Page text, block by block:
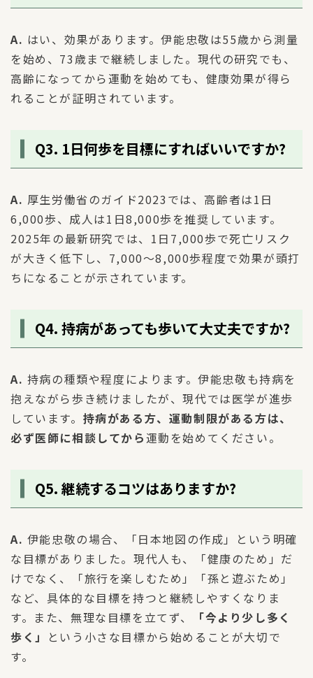
A. はい、効果があります。伊能忠敬は55歳から測量
を始め、73歳まで継続しました。現代の研究でも、
高齢になってから運動を始めても、健康効果が得ら
れることが証明されています。
Q3. 1日何歩を目標にすればいいですか?
A. 厚生労働省のガイド2023では、高齢者は1日
6,000歩、成人は1日8,000歩を推奨しています。
2025年の最新研究では、1日7,000歩で死亡リスク
が大きく低下し、7,000〜8,000歩程度で効果が頭打
ちになることが示されています。
Q4. 持病があっても歩いて大丈夫ですか?
A. 持病の種類や程度によります。伊能忠敬も持病を
抱えながら歩き続けましたが、現代では医学が進歩
しています。 持病がある方、運動制限がある方は、
必ず医師に相談してから運動を始めてください。
Q5. 継続するコツはありますか?
A. 伊能忠敬の場合、「日本地図の作成」という明確
な目標がありました。現代人も、「健康のため」だ
けでなく、「旅行を楽しむため」「孫と遊ぶため」
など、具体的な目標を持つと継続しやすくなりま
す。また、無理な目標を立てず、
「今より少し多く
歩く」
という小さな目標から始めることが大切で
す。